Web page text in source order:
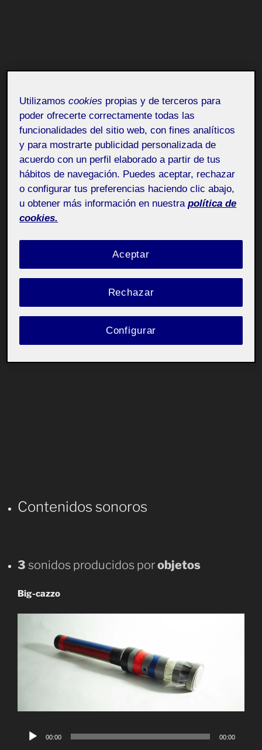
Contenidos sonoros
3 sonidos producidos porobjetos
Big-cazzo
Reproductor
00:00 00:00
Utilizamoscookies propias y de terceros para
poder ofrecerte correctamente todas las
funcionalidades del sitio web, con fines analíticos
y para mostrarte publicidad personalizada de
acuerdo con un perfil elaborado a partir de tus
hábitos de navegación. Puedes aceptar, rechazar
o configurar tus preferencias haciendo clic abajo,
u obtener más información en nuestra política de
cookies.
Rechazar
Aceptar
Configurar